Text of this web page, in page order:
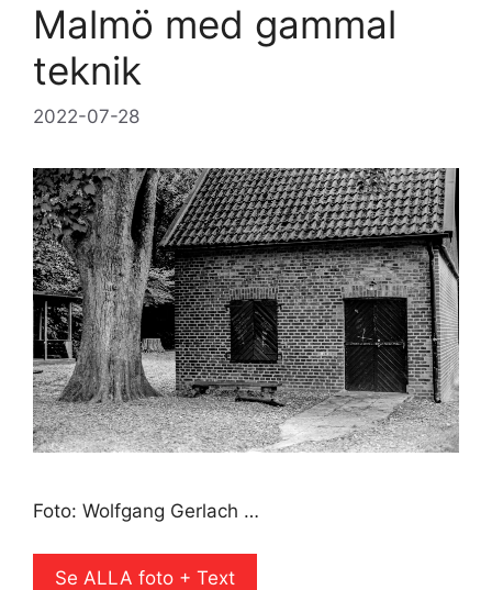
Malmö med gammal
teknik
2022-07-28
Foto: Wolfgang Gerlach …
Se ALLA foto + Text